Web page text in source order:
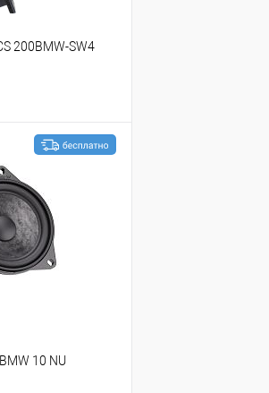
200BMW-SW4
В избранное
10 NU